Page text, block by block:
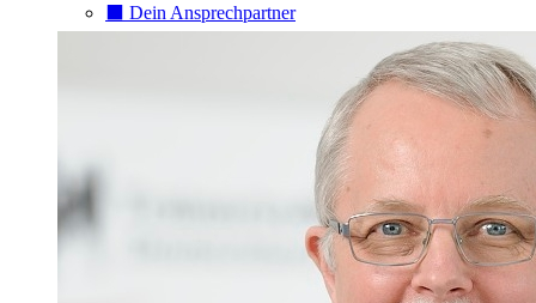
⬛️ Dein Ansprechpartner